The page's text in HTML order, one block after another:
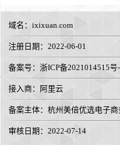
域名： ixixuan.com
注册日期：2022-06-01
备案号：浙ICP备2021014515号
接入商： 阿里云
备案主体：杭州美倍优选电子商
审核日期：2022-07-14